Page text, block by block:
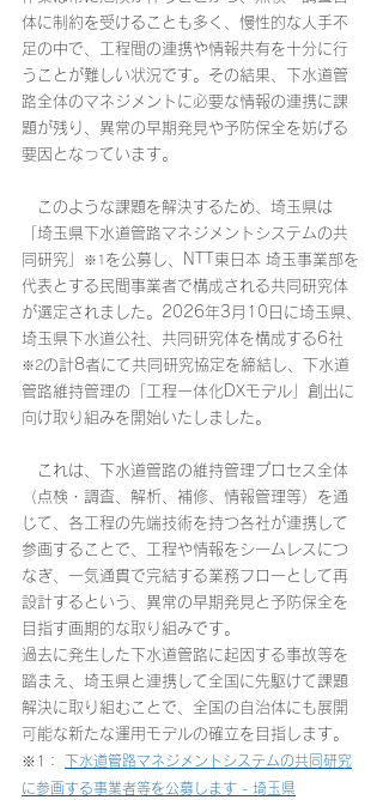
体に制約を受けることも多く、慢性的な人手不
足の中で、工程間の連携や情報共有を十分に行
うことが難しい状況です。その結果、下水道管
路全体のマネジメントに必要な情報の連携に課
題が残り、異常の早期発見や予防保全を妨げる
要因となっています。
このような課題を解決するため、埼玉県は
「埼玉県下水道管路マネジメントシステムの共
同研究」
※1 を公募し、NTT東日本 埼玉事業部を
代表とする民間事業者で構成される共同研究体
が選定されました。2026年3月10日に埼玉県、
埼玉県下水道公社、共同研究体を構成する6社
※2の計8者にて共同研究協定を締結し、下水道
管路維持管理の「工程一体化DXモデル」創出に
向け取り組みを開始いたしました。
これは、下水道管路の維持管理プロセス全体
（点検・調査、解析、補修、情報管理等）を通
じて、各工程の先端技術を持つ各社が連携して
参画することで、工程や情報をシームレスにつ
なぎ、一気通貫で完結する業務フローとして再
設計するという、異常の早期発見と予防保全を
目指す画期的な取り組みです。
過去に発生した下水道管路に起因する事故等を
踏まえ、埼玉県と連携して全国に先駆けて課題
解決に取り組むことで、全国の自治体にも展開
可能な新たな運用モデルの確立を目指します。
※1： 下水道管路マネジメントシステムの共同研究
に参画する事業者等を公募します - 埼玉県